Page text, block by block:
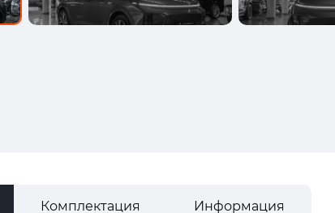
Комплектация Информация